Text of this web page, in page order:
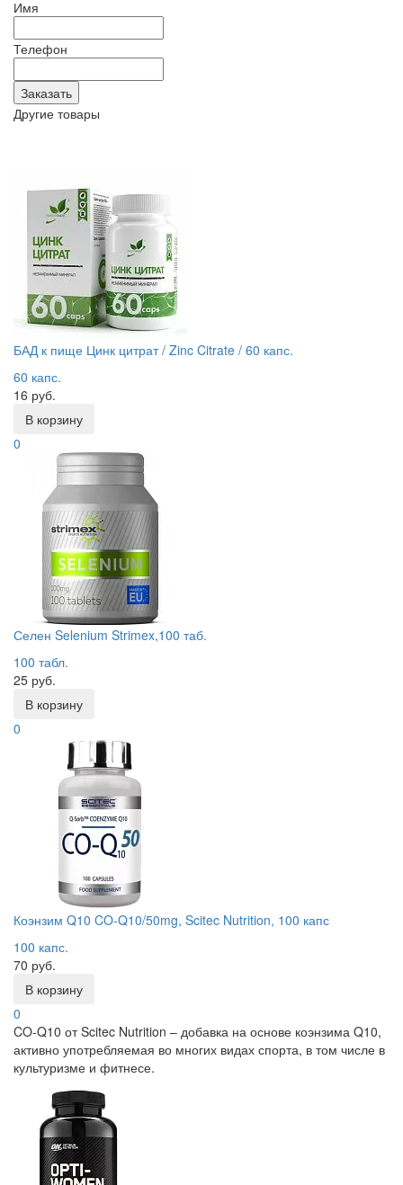
Имя
Телефон
Другие товары
БАД к пище Цинк цитрат / Zinc Citrate / 60 капс.
60 капс.
16 руб.
В корзину
0
Селен Selenium Strimex,100 таб.
100 табл.
25 руб.
В корзину
0
Коэнзим Q10 CO-Q10/50mg, Scitec Nutrition, 100 капс
100 капс.
70 руб.
В корзину
0
CO-Q10 от Scitec Nutrition – добавка на основе коэнзима Q10,
активно употребляемая во многих видах спорта, в том числе в
культуризме и фитнесе.